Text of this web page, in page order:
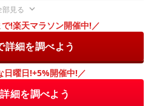
部見る
!楽天マラソン開催中!／
詳細を調べよう
日曜日!+5%開催中!／
細を調べよう